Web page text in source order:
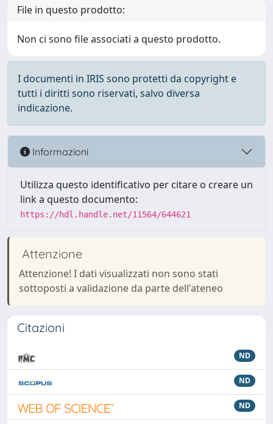
File in questo prodotto:
Non ci sono file associati a questo prodotto.
I documenti in IRIS sono protetti da copyright e
tutti i diritti sono riservati, salvo diversa
indicazione.
Informazioni
Utilizza questo identificativo per citare o creare un
link a questo documento:
https://hdl.handle.net/11564/644621
Attenzione
Attenzione! I dati visualizzati non sono stati
sottoposti a validazione da parte dell'ateneo
Citazioni
ND
ND
ND